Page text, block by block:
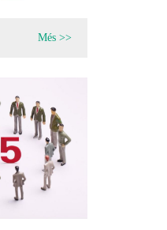
Més >>